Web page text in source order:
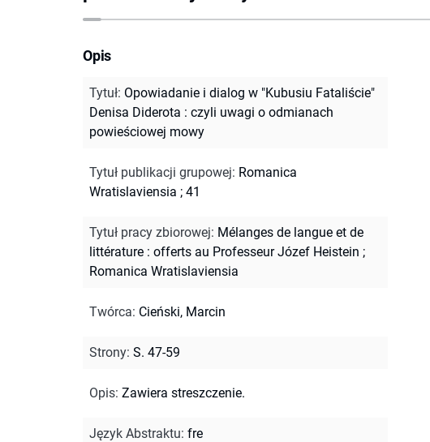
Opis
Tytuł: Opowiadanie i dialog w "Kubusiu Fataliście"
Denisa Diderota : czyli uwagi o odmianach
powieściowej mowy
Tytuł publikacji grupowej: Romanica
Wratislaviensia ; 41
Tytuł pracy zbiorowej: Mélanges de langue et de
littérature : offerts au Professeur Józef Heistein ;
Romanica Wratislaviensia
Twórca: Cieński, Marcin
Strony: S. 47-59
Opis: Zawiera streszczenie.
Język Abstraktu: fre